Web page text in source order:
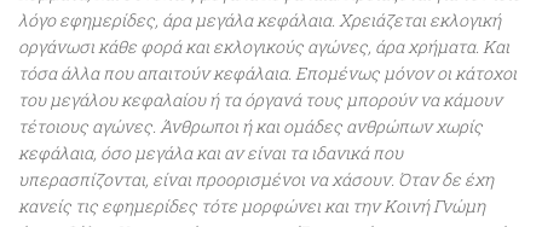
λόγο εφημερίδες, άρα μεγάλα κεφάλαια. Χρειάζεται εκλογική
οργάνωσι κάθε φορά και εκλογικούς αγώνες, άρα χρήματα. Και
τόσα άλλα που απαιτούν κεφάλαια. Επομένως μόνον οι κάτοχοι
του μεγάλου κεφαλαίου ή τα όργανά τους μπορούν να κάμουν
τέτοιους αγώνες. Άνθρωποι ή και ομάδες ανθρώπων χωρίς
κεφάλαια, όσο μεγάλα και αν είναι τα ιδανικά που
υπερασπίζονται, είναι προορισμένοι να χάσουν. Όταν δε έχη
κανείς τις εφημερίδες τότε μορφώνει και την Κοινή Γνώμη